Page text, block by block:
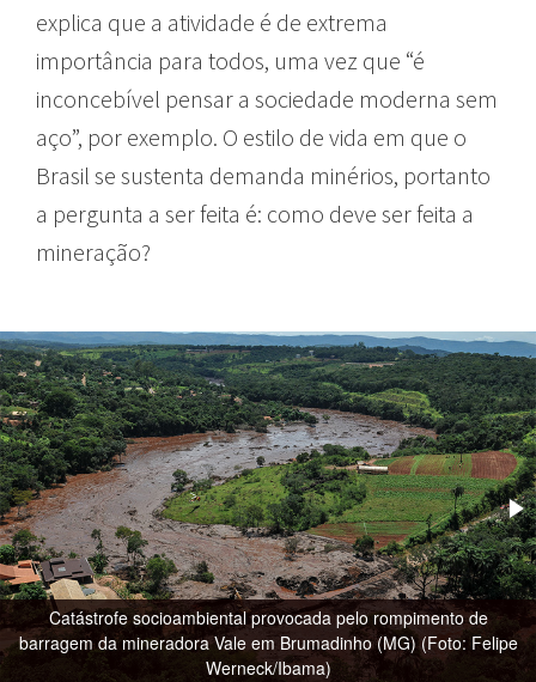
explica que a atividade é de extrema
importância para todos, uma vez que “é
inconcebível pensar a sociedade moderna sem
aço”, por exemplo. O estilo de vida em que o
Brasil se sustenta demanda minérios, portanto
a pergunta a ser feita é: como deve ser feita a
mineração?
Catástrofe socioambiental provocada pelo rompimento de
barragem da mineradora Vale em Brumadinho (MG) (Foto: Felipe
Werneck/Ibama)